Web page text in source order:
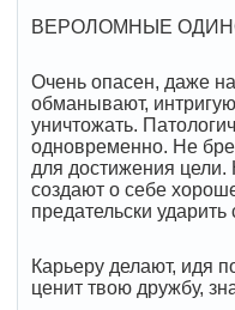
ВЕРОЛОМНЫЕ
Очень опасен, даже
обманывают,
уничтожать.
одновременно. Не
для достижения цели.
создают о себе
предательски ударить
Карьеру делают, идя
ценит твою дружбу,